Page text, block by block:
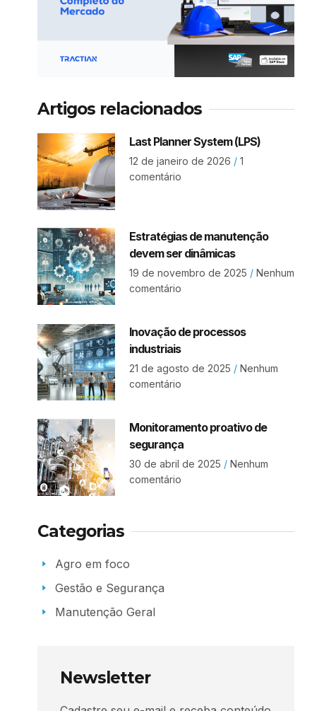
Artigos relacionados
Last Planner System (LPS)
12 de janeiro de 2026 1
comentário
Estratégias de manutenção
devem ser dinâmicas
19 de novembro de 2025 Nenhum
comentário
Inovação de processos
industriais
21 de agosto de 2025 Nenhum
comentário
Monitoramento proativo de
segurança
30 de abril de 2025 Nenhum
comentário
Categorias
Agro em foco
Gestão e Segurança
Manutenção Geral
Newsletter